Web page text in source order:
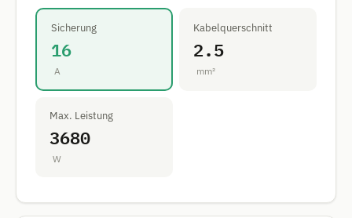
Sicherung
16
A
Kabelquerschnitt
2.5
mm²
Max. Leistung
3680
W